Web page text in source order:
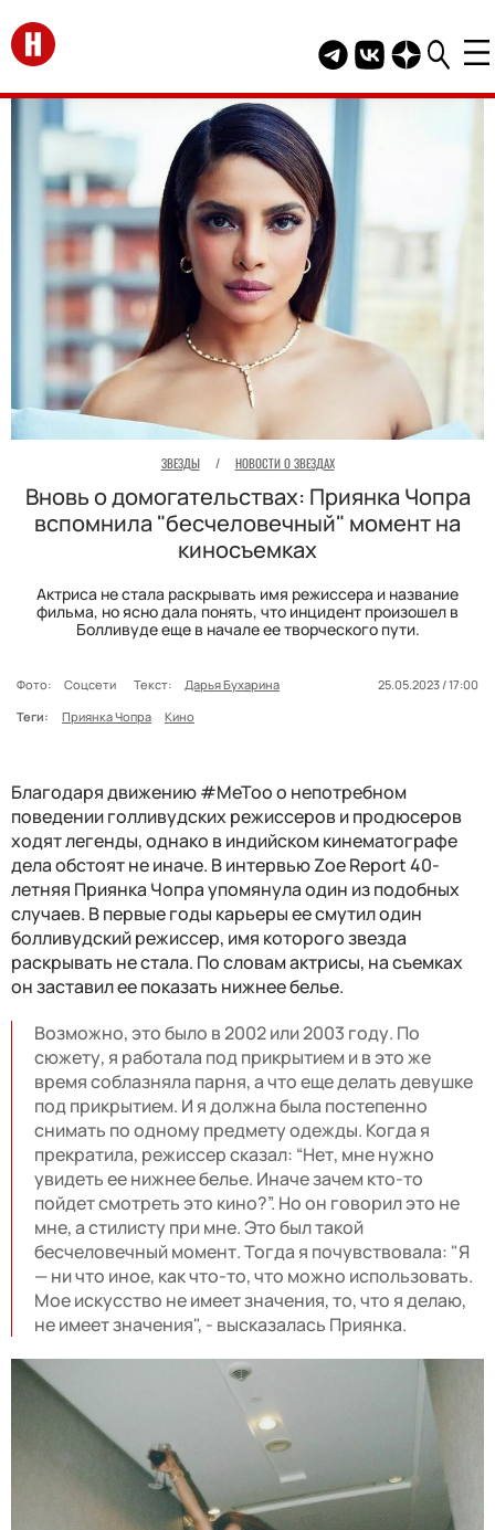
Перейти на главную
Telegram канал
Группа HELLO
Канал
ЗВЕЗДЫ / НОВОСТИ О ЗВЕЗДАХ
Вновь о домогательствах: Приянка Чопра
вспомнила "бесчеловечный" момент на
киносъемках
Актриса не стала раскрывать имя режиссера и название
фильма, но ясно дала понять, что инцидент произошел в
Болливуде еще в начале ее творческого пути.
Фото: Соцсети Текст: Дарья Бухарина
25.05.2023 / 17:00
Теги:
Приянка Чопра Кино
Благодаря движению #MeToo о непотребном
поведении голливудских режиссеров и продюсеров
ходят легенды, однако в индийском кинематографе
дела обстоят не иначе. В интервью Zoe Report 40-
летняя Приянка Чопра упомянула один из подобных
случаев. В первые годы карьеры ее смутил один
болливудский режиссер, имя которого звезда
раскрывать не стала. По словам актрисы, на съемках
он заставил ее показать нижнее белье.
Возможно, это было в 2002 или 2003 году. По
сюжету, я работала под прикрытием и в это же
время соблазняла парня, а что еще делать девушке
под прикрытием. И я должна была постепенно
снимать по одному предмету одежды. Когда я
прекратила, режиссер сказал: “Нет, мне нужно
увидеть ее нижнее белье. Иначе зачем кто-то
пойдет смотреть это кино?”. Но он говорил это не
мне, а стилисту при мне. Это был такой
бесчеловечный момент. Тогда я почувствовала: "Я
—ни что иное, как что-то, что можно использовать.
Мое искусство не имеет значения, то, что я делаю,
не имеет значения", - высказалась Приянка.